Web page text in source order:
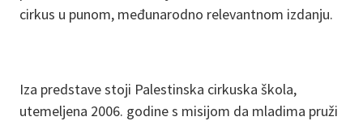
cirkus u punom, međunarodno relevantnom izdanju.
Iza predstave stoji Palestinska cirkuska škola,
utemeljena 2006. godine s misijom da mladima pruži